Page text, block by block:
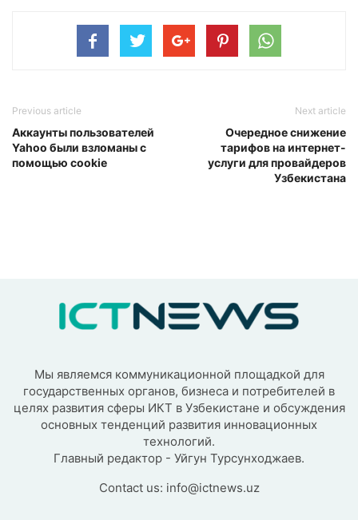
Previous article
Аккаунты пользователей
Yahoo были взломаны с
помощью cookie
Next article
Очередное снижение
тарифов на интернет-
услуги для провайдеров
Узбекистана
Мы являемся коммуникационной площадкой для
государственных органов, бизнеса и потребителей в
целях развития сферы ИКТ в Узбекистане и обсуждения
основных тенденций развития инновационных
технологий.
Главный редактор - Уйгун Турсунходжаев.
Contact us: info@ictnews.uz